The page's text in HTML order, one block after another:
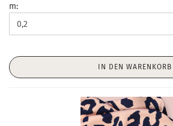
m:
IN DEN WARENKORB